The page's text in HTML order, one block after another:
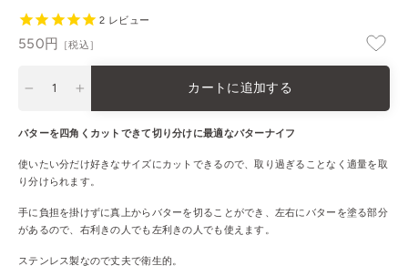
2 レビュー
通
格
550円 ［税込］
カートに追加する
バターを四角くカットできて切り分けに最適なバターナイフ
使いたい分だけ好きなサイズにカットできるので、取り過ぎることなく適量を取
り分けられます。
手に負担を掛けずに真上からバターを切ることができ、左右にバターを塗る部分
があるので、右利きの人でも左利きの人でも使えます。
ステンレス製なので丈夫で衛生的。